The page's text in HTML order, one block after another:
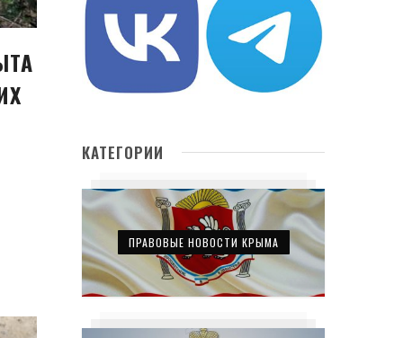
КАТЕГОРИИ
ПРАВОВЫЕ НОВОСТИ КРЫМА